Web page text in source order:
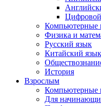
Компьютерные
Физика и
Русский язык
Китайский язык
История
Взрослым
Компьютерные
Для